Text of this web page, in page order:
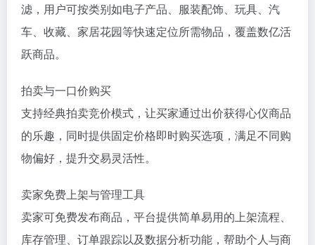
滤，用户可按类别如电子产品、服装配饰、玩具、汽
车、收藏、家居花园等快速定位所需物品，覆盖数亿活
跃商品。
拍卖与一口价购买
支持经典拍卖竞价模式，让买家通过出价获得心仪商品
的乐趣，同时提供固定价格即时购买选项，满足不同购
物偏好，提升交易灵活性。
卖家免费上架与管理工具
卖家可免费发布商品，平台提供简单易用的上架流程、
库存管理、订单跟踪以及数据分析功能，帮助个人与商